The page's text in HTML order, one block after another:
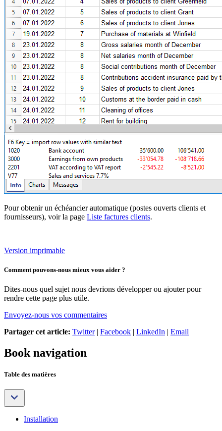
Pour obtenir un échéancier automatique (postes ouverts clients et
fournisseurs), voir la page Liste factures clients.
Version imprimable
Comment pouvons-nous mieux vous aider ?
Dites-nous quel sujet nous devrions développer ou ajouter pour
rendre cette page plus utile.
Envoyez-nous vos commentaires
Partager cet article: Twitter| Facebook | LinkedIn | Email
Book navigation
Table des matières
Installation